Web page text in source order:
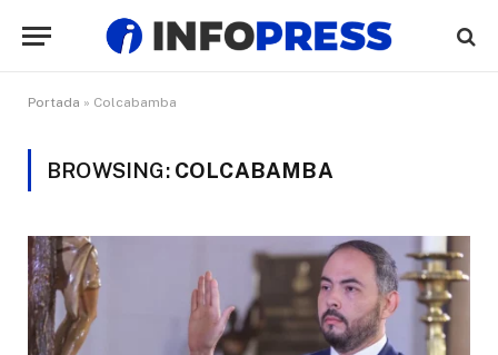
Portada » Colcabamba
BROWSING: COLCABAMBA